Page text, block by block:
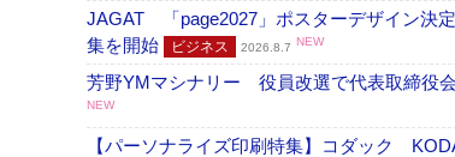
JAGAT 「page2027」ポスターデザイン決
集を開始
ビジネス 2026.8.7 NEW
芳野YMマシナリー 役員改選で代表取締役
NEW
【パーソナライズ印刷特集】コダック